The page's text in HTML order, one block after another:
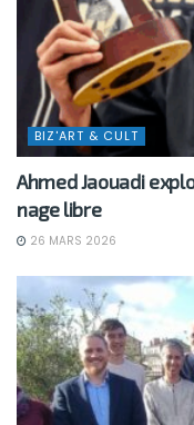
BIZ'ART & CULT
Ahmed Jaouadi
nage libre
26 MARS 2026